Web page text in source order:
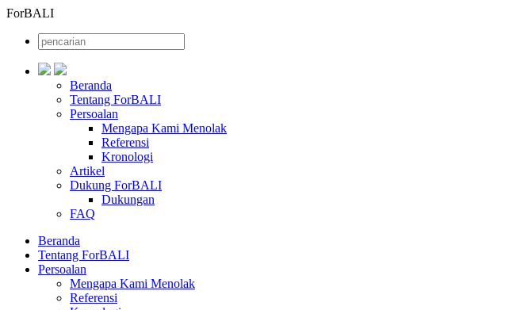
ForBALI
Beranda
Tentang ForBALI
Persoalan
Mengapa Kami Menolak
Referensi
Kronologi
Artikel
Dukung ForBALI
Dukungan
FAQ
Beranda
Tentang ForBALI
Persoalan
Mengapa Kami Menolak
Referensi